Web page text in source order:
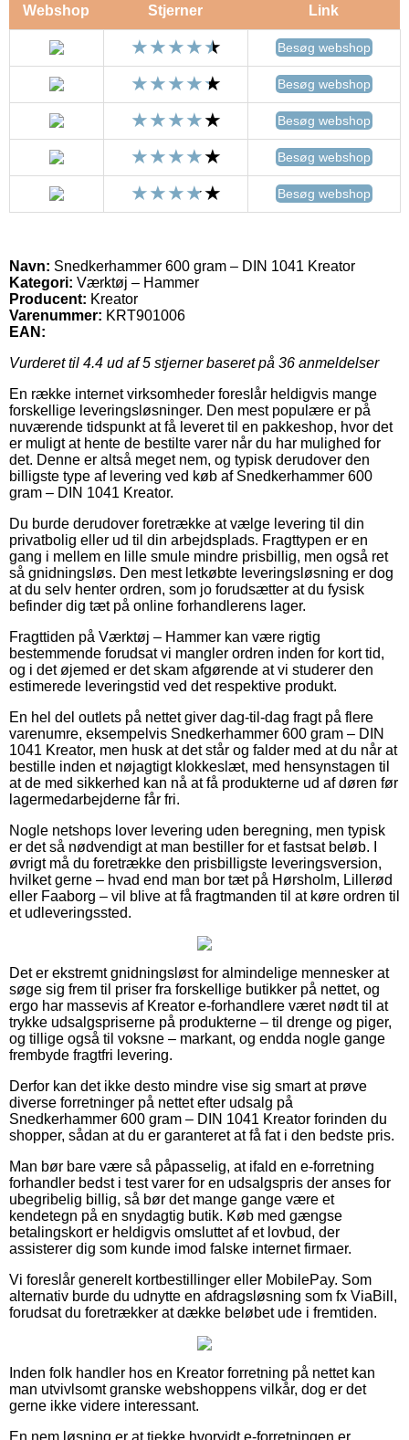
Webshop Stjerner Link
Besøg webshop
Besøg webshop
Besøg webshop
Besøg webshop
Besøg webshop
Navn: Snedkerhammer 600 gram – DIN 1041 Kreator
Kategori: Værktøj – Hammer
Producent: Kreator
Varenummer: KRT901006
EAN:
Vurderet til 4.4 ud af 5 stjerner baseret på 36 anmeldelser
En række internet virksomheder foreslår heldigvis mange
forskellige leveringsløsninger. Den mest populære er på
nuværende tidspunkt at få leveret til en pakkeshop, hvor det
er muligt at hente de bestilte varer når du har mulighed for
det. Denne er altså meget nem, og typisk derudover den
billigste type af levering ved køb af Snedkerhammer 600
gram – DIN 1041 Kreator.
Du burde derudover foretrække at vælge levering til din
privatbolig eller ud til din arbejdsplads. Fragttypen er en
gang i mellem en lille smule mindre prisbillig, men også ret
så gnidningsløs. Den mest letkøbte leveringsløsning er dog
at du selv henter ordren, som jo forudsætter at du fysisk
befinder dig tæt på online forhandlerens lager.
Fragttiden på Værktøj – Hammer kan være rigtig
bestemmende forudsat vi mangler ordren inden for kort tid,
og i det øjemed er det skam afgørende at vi studerer den
estimerede leveringstid ved det respektive produkt.
En hel del outlets på nettet giver dag-til-dag fragt på flere
varenumre, eksempelvis Snedkerhammer 600 gram – DIN
1041 Kreator, men husk at det står og falder med at du når at
bestille inden et nøjagtigt klokkeslæt, med hensynstagen til
at de med sikkerhed kan nå at få produkterne ud af døren før
lagermedarbejderne får fri.
Nogle netshops lover levering uden beregning, men typisk
er det så nødvendigt at man bestiller for et fastsat beløb. I
øvrigt må du foretrække den prisbilligste leveringsversion,
hvilket gerne – hvad end man bor tæt på Hørsholm, Lillerød
eller Faaborg – vil blive at få fragtmanden til at køre ordren til
et udleveringssted.
Det er ekstremt gnidningsløst for almindelige mennesker at
søge sig frem til priser fra forskellige butikker på nettet, og
ergo har massevis af Kreator e-forhandlere været nødt til at
trykke udsalgspriserne på produkterne – til drenge og piger,
og tillige også til voksne – markant, og endda nogle gange
frembyde fragtfri levering.
Derfor kan det ikke desto mindre vise sig smart at prøve
diverse forretninger på nettet efter udsalg på
Snedkerhammer 600 gram – DIN 1041 Kreator forinden du
shopper, sådan at du er garanteret at få fat i den bedste pris.
Man bør bare være så påpasselig, at ifald en e-forretning
forhandler bedst i test varer for en udsalgspris der anses for
ubegribelig billig, så bør det mange gange være et
kendetegn på en snydagtig butik. Køb med gængse
betalingskort er heldigvis omsluttet af et lovbud, der
assisterer dig som kunde imod falske internet firmaer.
Vi foreslår generelt kortbestillinger eller MobilePay. Som
alternativ burde du udnytte en afdragsløsning som fx ViaBill,
forudsat du foretrækker at dække beløbet ude i fremtiden.
Inden folk handler hos en Kreator forretning på nettet kan
man utvivlsomt granske webshoppens vilkår, dog er det
gerne ikke videre interessant.
En nem løsning er at tjekke hvorvidt e-forretningen er